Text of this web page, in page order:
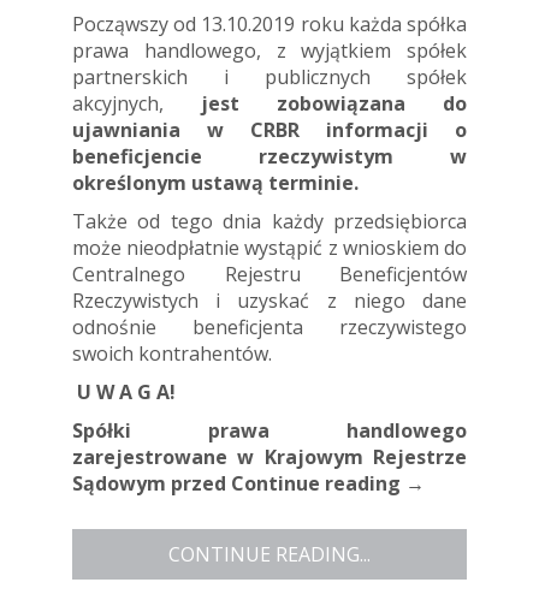
Począwszy od 13.10.2019 roku każda spółka
prawa handlowego, z wyjątkiem spółek
partnerskich i publicznych spółek
akcyjnych, jest zobowiązana do
ujawniania w CRBR informacji o
beneficjencie rzeczywistym w
określonym ustawą terminie.
Także od tego dnia każdy przedsiębiorca
może nieodpłatnie wystąpić z wnioskiem do
Centralnego Rejestru Beneficjentów
Rzeczywistych i uzyskać z niego dane
odnośnie beneficjenta rzeczywistego
swoich kontrahentów.
U W A G A!
Spółki prawa handlowego
zarejestrowane w Krajowym Rejestrze
Sądowym przed Continue reading →
CONTINUE READING...